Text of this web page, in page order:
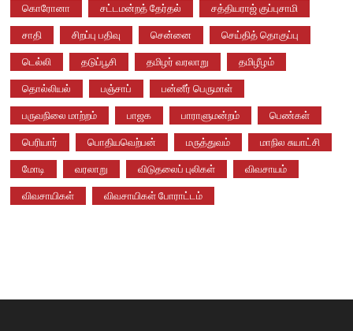
கொரோனா சட்டமன்றத் தேர்தல் சத்தியராஜ் குப்புசாமி
சாதி சிறப்பு பதிவு சென்னை செய்தித் தொகுப்பு
டெல்லி தடுப்பூசி தமிழர் வரலாறு தமிழீழம்
தொல்லியல் பஞ்சாப் பன்னீர் பெருமாள்
பருவநிலை மாற்றம் பாஜக பாராளுமன்றம் பெண்கள்
பெரியார் பொதியவெற்பன் மருத்துவம் மாநில சுயாட்சி
மோடி வரலாறு விடுதலைப் புலிகள் விவசாயம்
விவசாயிகள் விவசாயிகள் போராட்டம்